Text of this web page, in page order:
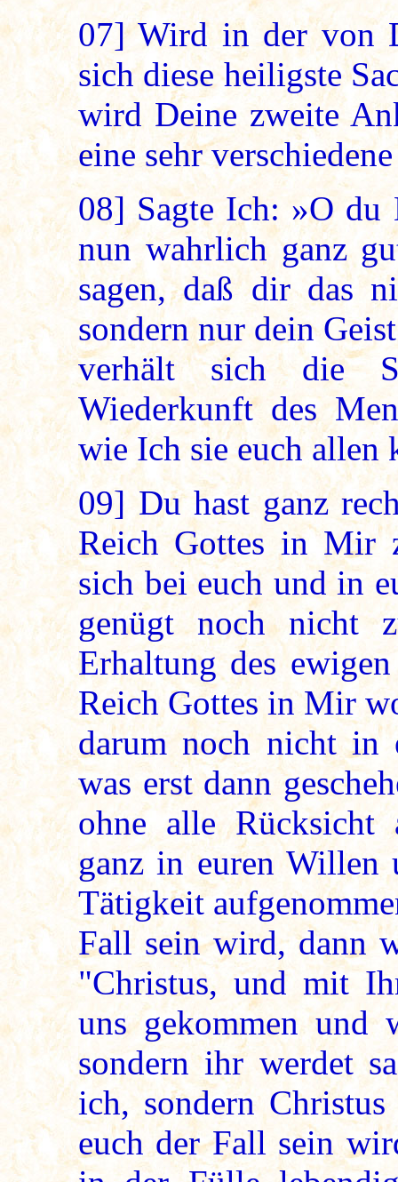
07]Wird in der von
sich diese heiligste
wird Deine zweite
eine sehr
08] Sagte Ich: »O du
nun wahrlich ganz
sagen, daß dir das
sondern nur dein
verhält sich die
Wiederkunft des
wie Ich sie euch allen
09] Du hast ganz
Reich Gottes in Mir
sich bei euch und in
genügt noch nicht
Erhaltung des
Reich Gottes in Mir
darum noch nicht in
was erst dann
ohne alle
ganz in euren
Tätigkeit
Fall sein wird, dann
"Christus, und mit
uns gekommen und
sondern ihr werdet
ich, sondern
euch der Fall sein